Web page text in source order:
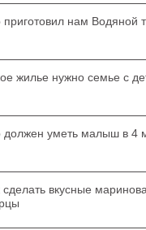
приготовил нам Водяной
жилье нужно семье с
должен уметь малыш в 4
сделать вкусные